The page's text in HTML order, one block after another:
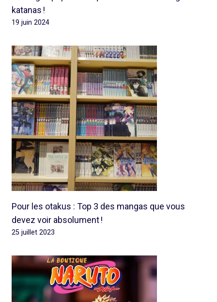
katanas !
19 juin 2024
Pour les otakus : Top 3 des mangas que vous
devez voir absolument !
25 juillet 2023